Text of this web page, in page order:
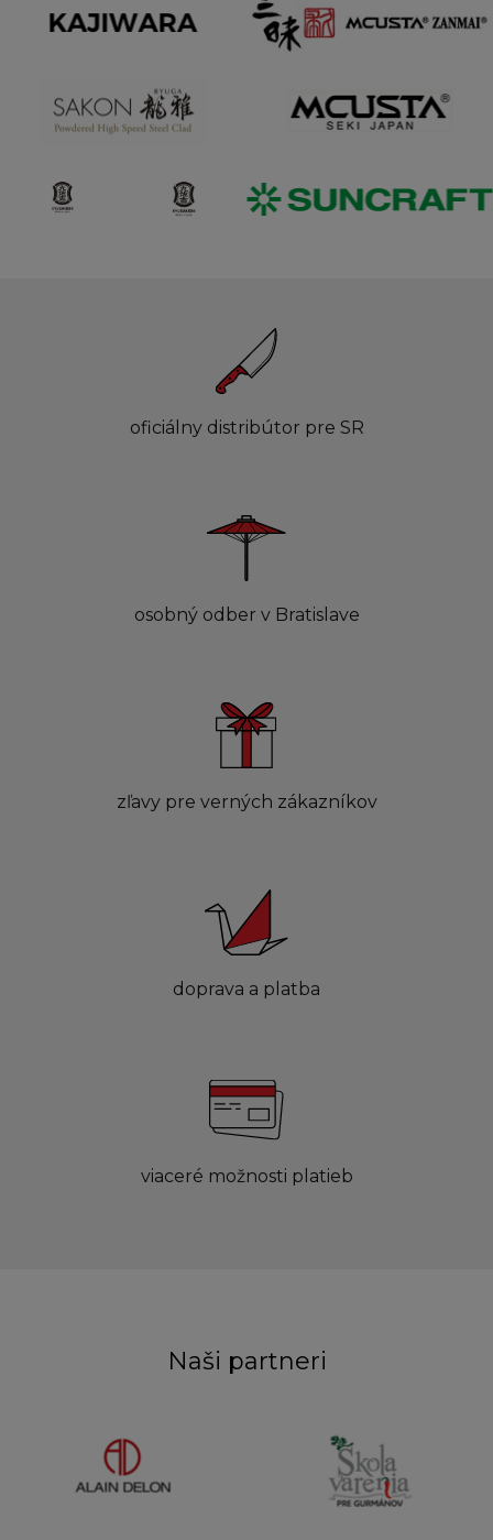
oficiálny distribútor pre SR
osobný odber v Bratislave
zľavy pre verných zákazníkov
doprava a platba
viaceré možnosti platieb
Naši partneri